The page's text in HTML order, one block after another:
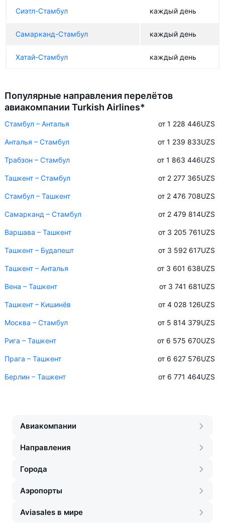
Сиэтл-Стамбул каждый день
Самарканд-Стамбул каждый день
Хатай-Стамбул каждый день
Популярные направления перелётов
авиакомпании Turkish Airlines*
Стамбул – Анталья от 1 228 446UZS
Анталья – Стамбул от 1 239 833UZS
Трабзон – Стамбул от 1 863 446UZS
Ташкент – Стамбул от 2 277 365UZS
Стамбул – Ташкент от 2 476 708UZS
Самарканд – Стамбул от 2 479 814UZS
Варшава – Ташкент от 3 205 761UZS
Ташкент – Будапешт от 3 592 617UZS
Ташкент – Анталья от 3 601 638UZS
Вена – Ташкент от 3 741 681UZS
Ташкент – Кишинёв от 4 028 126UZS
Москва – Стамбул от 5 814 379UZS
Рига – Ташкент от 6 575 670UZS
Прага – Ташкент от 6 627 576UZS
Берлин – Ташкент от 6 771 464UZS
Авиакомпании
Направления
Города
Аэропорты
Aviasales в мире